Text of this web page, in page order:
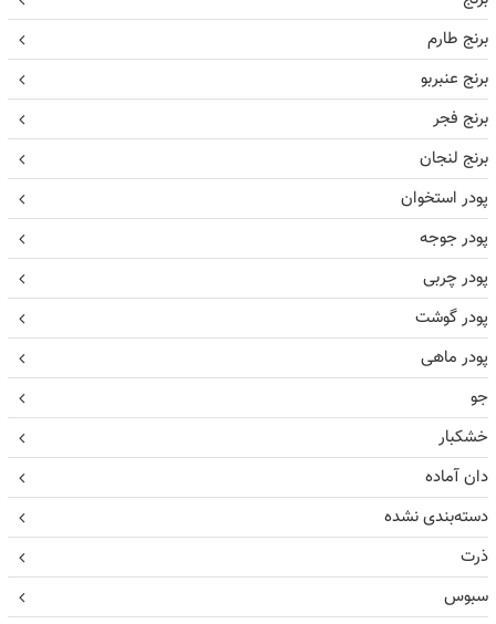
برنج طارم
برنج عنبربو
برنج فجر
برنج لنجان
پودر استخوان
پودر جوجه
پودر چربی
پودر گوشت
پودر ماهی
جو
خشکبار
دان آماده
دسته‌بندی نشده
ذرت
سبوس